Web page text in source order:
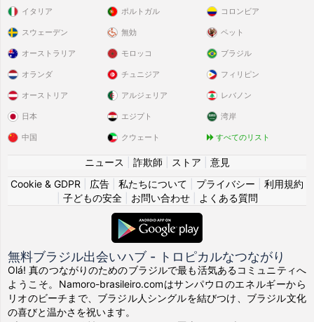
イタリア
スウェーデン
ポルトガル
無効
コロンビア
ペット
オーストラリア
オランダ
オーストリア
日本
中国
モロッコ
チュニジア
アルジェリア
エジプト
クウェート
ブラジル
フィリピン
レバノン
湾岸
すべてのリスト
ニュース 詐欺師 ストア
意見
Cookie & GDPR
広告 私たちについて プライバシー
利用規約
子どもの安全| お問い合わせ| よくある質問
無料ブラジル出会いハブ - トロピカルなつながり
Olá! 真のつながりのためのブラジルで最も活気あるコミュニティへ
ようこそ。Namoro-brasileiro.comはサンパウロのエネルギーから
リオのビーチまで、ブラジル人シングルを結びつけ、ブラジル文化
の喜びと温かさを祝います。